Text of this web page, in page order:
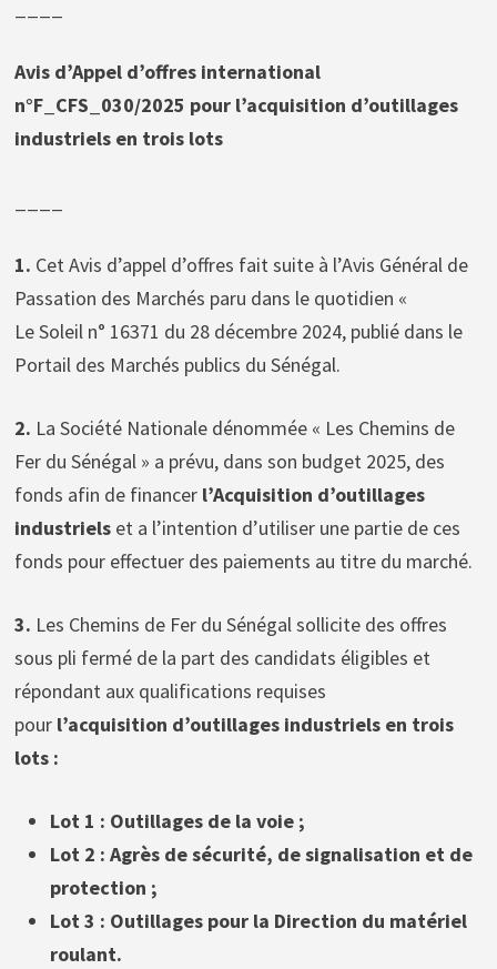
Avis d’Appel d’offres international
n°F_CFS_030/2025 pour l’acquisition d’outillages
industriels en trois lots
1. Cet Avis d’appel d’offres fait suite à l’Avis Général de
Passation des Marchés paru dans le quotidien «
Le Soleil n° 16371 du 28 décembre 2024, publié dans le
Portail des Marchés publics du Sénégal.
2. La Société Nationale dénommée « Les Chemins de
Fer du Sénégal » a prévu, dans son budget 2025, des
fonds afin de financer l’Acquisition d’outillages
industriels et a l’intention d’utiliser une partie de ces
fonds pour effectuer des paiements au titre du marché.
3. Les Chemins de Fer du Sénégal sollicite des offres
sous pli fermé de la part des candidats éligibles et
répondant aux qualifications requises
pour l’acquisition d’outillages industriels en trois
lots :
Lot 1 : Outillages de la voie ;
Lot 2 : Agrès de sécurité, de signalisation et de
protection ;
Lot 3 : Outillages pour la Direction du matériel
roulant.